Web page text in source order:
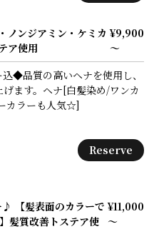
ノンジアミン・ケミカ
ア使用
¥9,900
～
◆品質の高いヘナを使用し、
ます。ヘナ[白髪染め/ワンカ
カラーも人気☆]
Reserve
♪ 【髪表面のカラーで
髪質改善トステア使
¥11,000
～